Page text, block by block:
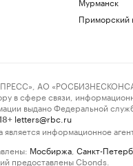
Приморский
АО
в сфере связи,
выдано Федеральной
letters@rbc.ru
является информационное
Мосбиржа Санкт-
предоставлены Cbonds.